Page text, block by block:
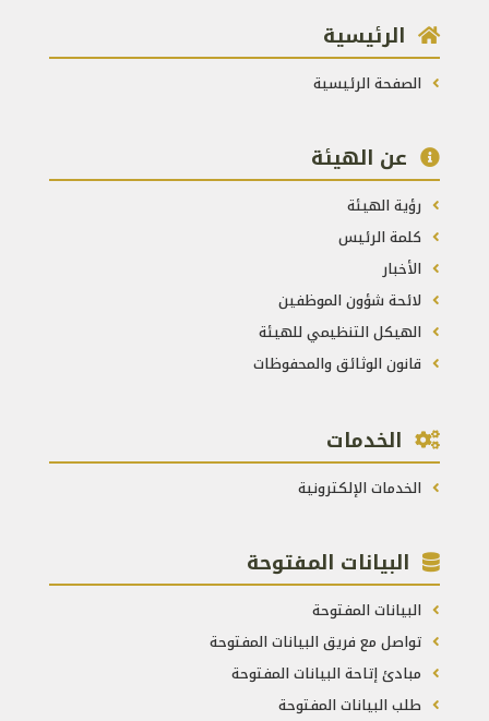
الرئيسية
الصفحة الرئيسية
عن الهيئة
رؤية الهيئة
كلمة الرئيس
الأخبار
لائحة شؤون الموظفين
الهيكل التنظيمي للهيئة
قانون الوثائق والمحفوظات
الخدمات
الخدمات الإلكترونية
البيانات المفتوحة
البيانات المفتوحة
تواصل مع فريق البيانات المفتوحة
مبادئ إتاحة البيانات المفتوحة
طلب البيانات المفتوحة